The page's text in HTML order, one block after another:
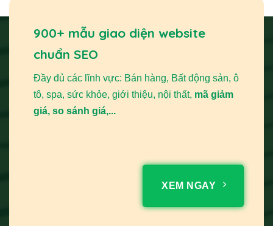
900+ mẫu giao diện website
chuẩn SEO
Đầy đủ các lĩnh vực: Bán hàng, Bất động sản, ô
tô, spa, sức khỏe, giới thiệu, nội thất, mã giảm
giá, so sánh giá,...
XEM NGAY